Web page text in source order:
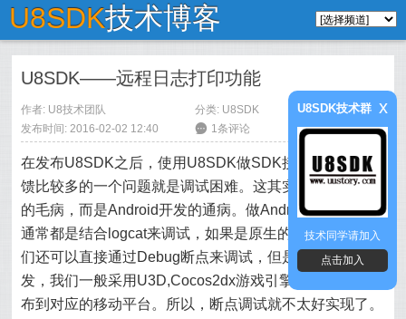
U8SDK技术博客
U8SDK——远程日志打印功能
作者: U8技术团队 分类: U8SDK
发布时间: 2016-02-02 12:40
6 1条评论
在发布U8SDK之后，使用U8SDK做SDK接入的同学，反
馈比较多的一个问题就是调试困难。这其实不是U8SDK
的毛病，而是Android开发的通病。做Android开发，我们
通常都是结合logcat来调试，如果是原生的应用，有时我
们还可以直接通过Debug断点来调试，但是，做游戏开
发，我们一般采用U3D,Cocos2dx游戏引擎开发之后，发
布到对应的移动平台。所以，断点调试就不太好实现了。
U8SDK技术群 x
技术同学请加入
点击加入